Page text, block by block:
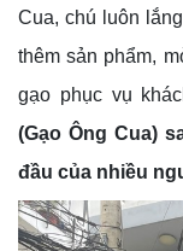
Cua, chú luôn
thêm sản phẩm,
gạo phục vụ
(Gạo Ông Cua)
đầu của nhiều